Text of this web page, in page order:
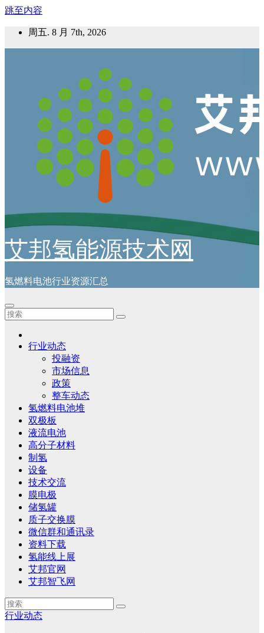
跳至内容
周五. 8 月 7th, 2026
艾邦氢能源技术网
氢燃料电池行业资源汇总
行业动态
投融资
市场信息
政策
整车动态
氢燃料电池堆
双极板
液流电池
高分子材料
制氢
设备
技术交流
膜电极
储氢罐
质子交换膜
微信群和通讯录
资料下载
氢能线上展
艾邦官网
艾邦智飞网
行业动态